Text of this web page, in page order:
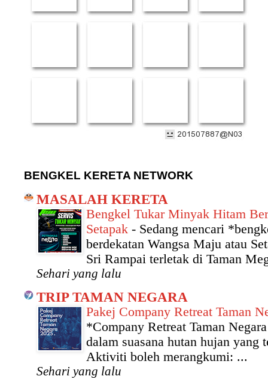
BENGKEL KERETA NETWORK
MASALAH KERETA
Bengkel Tukar Minyak Hitam
Setapak - Sedang mencari
berdekatan Wangsa Maju atau
Sri Rampai terletak di Taman
Sehari yang lalu
TRIP TAMAN NEGARA
Pakej Company Retreat Taman
*Company Retreat Taman
dalam suasana hutan hujan yang
Aktiviti boleh merangkumi: ...
Sehari yang lalu